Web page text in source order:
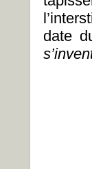
date